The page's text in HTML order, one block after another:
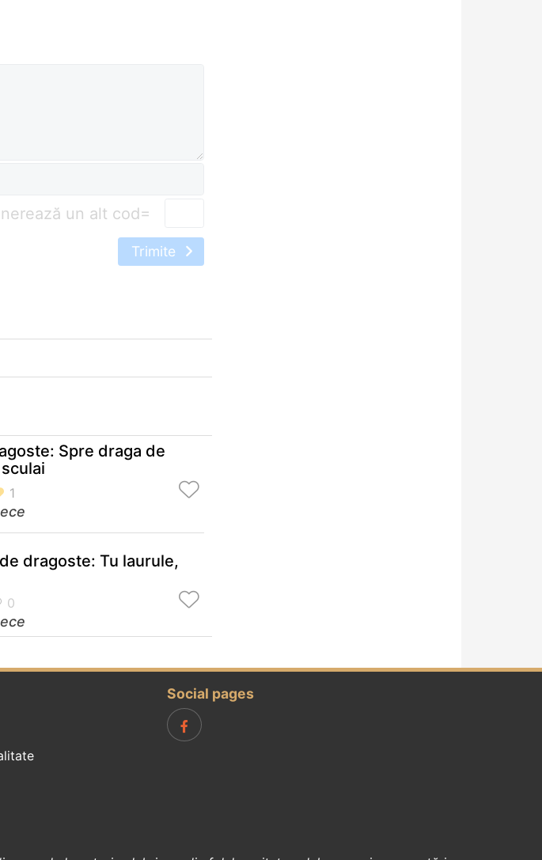
=
Trimite
Spre draga de
dragoste: Tu laurule,
Social pages